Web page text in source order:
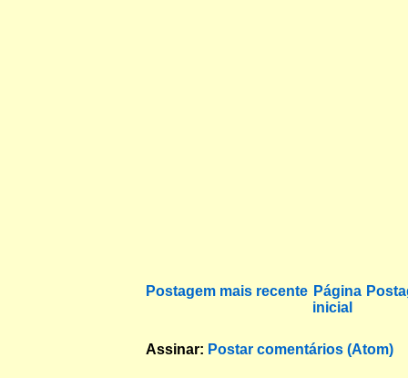
Postagem mais recente Página
inicial
Assinar: Postar comentários (Atom)